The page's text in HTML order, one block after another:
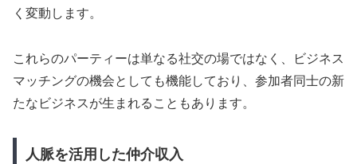
く変動します。
これらのパーティーは単なる社交の場ではなく、ビジネス
マッチングの機会としても機能しており、参加者同士の新
たなビジネスが生まれることもあります。
人脈を活用した仲介収入